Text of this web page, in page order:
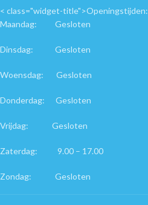
< class="widget-title">Openingstijden:
Maandag: Gesloten
Dinsdag: Gesloten
Woensdag: Gesloten
Donderdag: Gesloten
Vrijdag: Gesloten
Zaterdag: 9.00 – 17.00
Zondag: Gesloten